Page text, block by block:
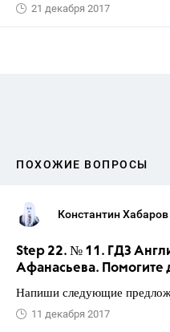
21 декабря 2017
ПОХОЖИЕ ВОПРОСЫ
Константин Хабаров
Step 22. № 11. ГДЗ
Афанасьева. Помогите
Напиши следующие
11 декабря 2017